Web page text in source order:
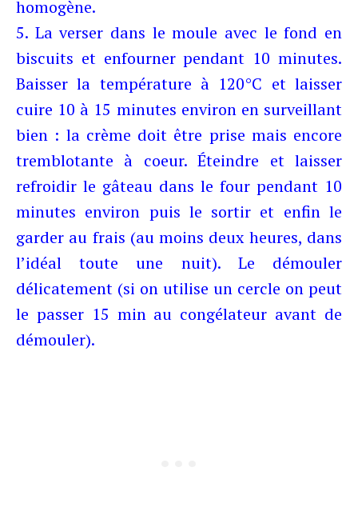
homogène.
5. La verser dans le moule avec le fond en
biscuits et enfourner pendant 10 minutes.
Baisser la température à 120°C et laisser
cuire 10 à 15 minutes environ en surveillant
bien : la crème doit être prise mais encore
tremblotante à coeur. Éteindre et laisser
refroidir le gâteau dans le four pendant 10
minutes environ puis le sortir et enfin le
garder au frais (au moins deux heures, dans
l’idéal toute une nuit). Le démouler
délicatement (si on utilise un cercle on peut
le passer 15 min au congélateur avant de
démouler).